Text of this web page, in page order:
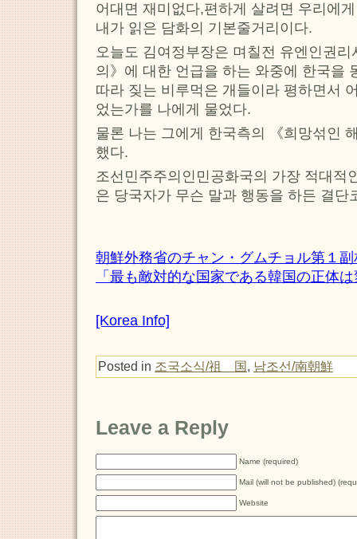
어대면 재미없다,편하게 살려면 우리에
내가 읽은 담화의 기본줄거리이다.
오늘도 김여정부장은 며칠전 유엔인권
의》에 대한 언급을 하는 와중에 한국을
따라 짖는 비루먹은 개들이라 평하면서
었는가를 나에게 물었다.
물론 나는 그에게 한국측의 《희망섞인
했다.
조선민주주의인민공화국의 가장 적대적
은 당국자가 무슨 말과 행동을 하든 결단
朝鮮外務省のチャン・グムチョル第１
「最も敵対的な国家である韓国の正体
[Korea Info]
Posted in 조국소식/祖 国, 남조선/南朝鮮
Leave a Reply
Name (required)
Mail (will not be published)
Website